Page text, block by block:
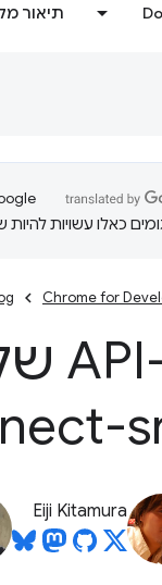
תיאור
כאלו עשויות להיות
Chrome for
Eiji Kitamura